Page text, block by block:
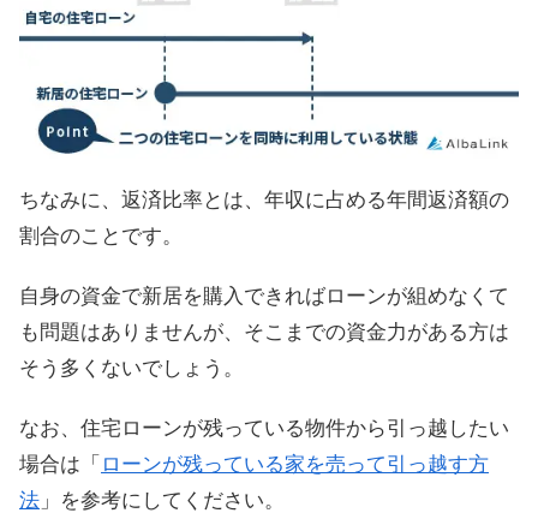
ちなみに、返済比率とは、年収に占める年間返済額の
割合のことです。
自身の資金で新居を購入できればローンが組めなくて
も問題はありませんが、そこまでの資金力がある方は
そう多くないでしょう。
なお、住宅ローンが残っている物件から引っ越したい
場合は「 ローンが残っている家を売って引っ越す方
法 」を参考にしてください。